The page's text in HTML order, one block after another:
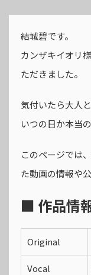
結城碧です。
カンザキイオリ
ただきました。
気付いたら大人
いつの日か本当
このページでは
た動画の情報や
■ 作品情
Original
Vocal